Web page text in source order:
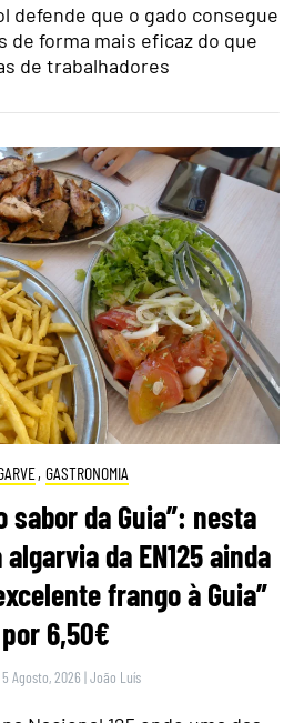
defende que o gado consegue
de forma mais eficaz do que
de trabalhadores
, GASTRONOMIA
sabor da Guia”: nesta
da EN125 ainda
frango à Guia”
por 6,50€
Agosto, 2026 |João Luís